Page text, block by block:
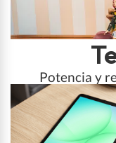
Potencia y